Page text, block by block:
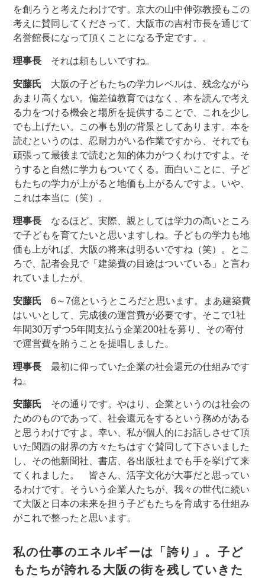
を創ろうと考えたわけです。京大の山中伸弥教授もこの
考えに賛同してくださって、大阪市の吉村市長を通じて
名誉館長になって頂くことになる予定です。。
理事長 それは頼もしいですね。
安藤氏 大阪の子どもたちの学力レベルは、残念ながら
あまり高くない。偏差値教育ではなく、本を読んで考え
る力をつける機会と場所を提供することで、これを少し
でも上げたい。この事も別の背景としてあります。本を
読むというのは、忍耐力がいる作業ですから、それでも
頑張って最後まで読むと知的体力がつくわけですよ。そ
うすると自然に学力もついてくる。面白いことに、子ど
もたちの学力が上がると地価も上がるんですよ。いや、
これは本当に（笑）。
理事長 なるほど。実際、親としては学力の高いところ
で子どもを育てたいと思いますしね。子どもの学力も地
価も上がれば、大阪の将来は明るいですね（笑）。とこ
ろで、記者会見で「建築費の目途はついている」と言わ
れていましたが。
安藤氏 6～7億というところだと思います。まあ建築費
はいいとして、完成後の運営費が必要です。そこで1社
年間30万ずつ5年間支払う企業200社を募り、その寄付
で運営費を賄うことを提唱しました。
理事長 最初に仰っていた企業の社会還元の仕組みです
ね。
安藤氏 その通りです。やはり、企業というのは社会の
ためのものであって、社会還元をするという務めがある
と思うわけですよ。幸い、私が個人的にお話しさせて頂
いた関西の財界の方々たちはすぐ賛同して下さいました
し、その他新聞社、書店、各出版社までも手を挙げて来
てくれました。 皆さん、活字文化が大事だと思ってい
るわけです。そういう企業人たちが、我々の世代に続い
て大阪と日本の未来を担う子どもたちを育成する仕組み
がこれで整ったと思います。
私の仕事のエネルギーは「誇り」。子ど
もたちが誇れる大阪の街を残していきた